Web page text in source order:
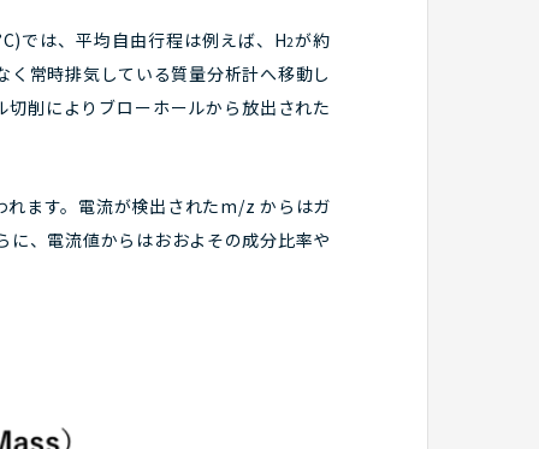
では、平均自由行程は例えば、H2が約
常時排気している質量分析計へ移動し
削によりブローホールから放出された
ます。電流が検出されたm/z からはガ
に、電流値からはおおよその成分比率や